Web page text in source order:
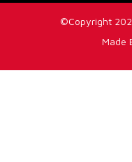
©Copyright
Made